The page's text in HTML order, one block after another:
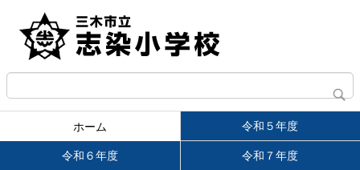
ホーム 令和５年度
令和６年度 令和７年度